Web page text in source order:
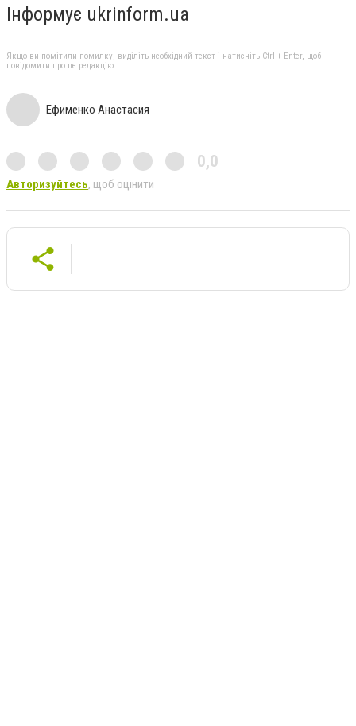
Інформує ukrinform.ua
Якщо ви помітили помилку, виділіть необхідний текст і натисніть Ctrl + Enter, щоб
повідомити про це редакцію
Ефименко Анастасия
0,0
Авторизуйтесь, щоб оцінити